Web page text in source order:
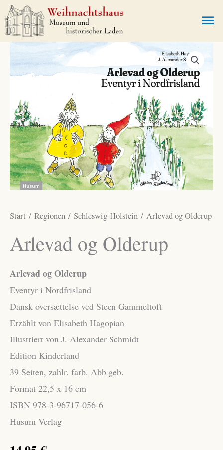
Zum
Inhalt
springen
Start / Regionen / Schleswig-Holstein / Arlevad og Olderup
Arlevad og Olderup
Arlevad og Olderup
Eventyr i Nordfrisland
Dansk oversættelse ved Steen Gammeltoft
Erzählt von Elisabeth Hagopian
Illustriert von J. Alexander Schmidt
Edition Kinderland
39 Seiten, zahlr. farb. Abb geb.
Format 22,5 x 16 cm
ISBN 978-3-96717-056-6
Husum Verlag